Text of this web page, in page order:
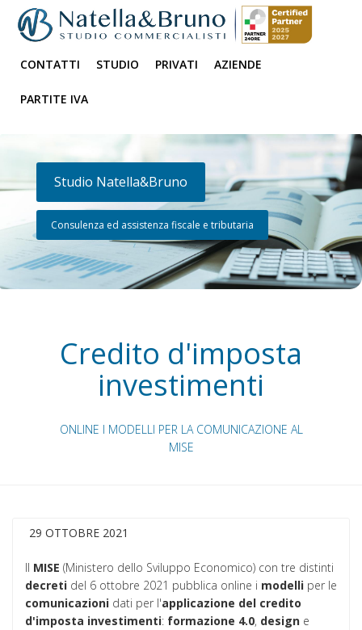
CONTATTI STUDIO PRIVATI AZIENDE
PARTITE IVA
Studio Natella&Bruno
Consulenza ed assistenza fiscale e tributaria
Credito d'imposta
investimenti
ONLINE I MODELLI PER LA COMUNICAZIONE AL
MISE
29 OTTOBRE 2021
Il MISE (Ministero dello Sviluppo Economico) con tre distinti
decreti del 6 ottobre 2021 pubblica online i modelli per le
comunicazioni dati per l'applicazione del credito
d'imposta investimenti: formazione 4.0, design e